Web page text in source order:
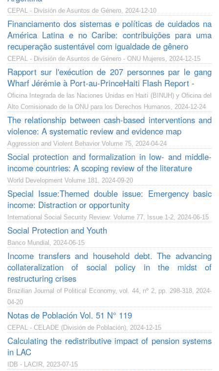
CEPAL - División de Asuntos de Género, 2024-12-10
Financiamento dos sistemas e políticas de cuidados na
América Latina e no Caribe: contribuições para uma
recuperação sustentável com igualdade de gênero
CEPAL - División de Asuntos de Género - ONU Mujeres, 2024-12-15
Rapport sur l'exécution de 207 personnes par le gang
Wharf Jérémie à Port-au-PrinceHaiti Flash Report -
Oficina Integrada de las Naciones Unidas en Haití (BINUH) y Oficina del
Alto Comisionado de la ONU para los Derechos Humanos, 2024-12-24
The relationship between cash-based interventions and
violence: A systematic review and evidence map
Aggression and Violent Behavior Volume 75, 2024-04-24
Social protection and formalization in low- and middle-
income countries: A scoping review of the literature
World Development Volume 181, 2024-09-20
Special Issue:Themed double issue: Emergency basic
income: Distraction or opportunity
International Social Security Review: Volume 77, Issue 1-2, 2024-06-15
Social Protection and Youth
Banco Mundial, 2024-06-15
Income transfers and household debt. The advancing
collateralization of social policy in the midst of
restructuring crises
Brazilian Journal of Political Economy, vol. 44, nº 2, pp. 298-318, 2024-
04-20
Notas de Población Vol. 51 N° 119
CEPAL - CELADE (División de Población), 2024-12-15
Calculating the redistributive impact of pension systems
in LAC
IDB - LACIR, 2023-07-15